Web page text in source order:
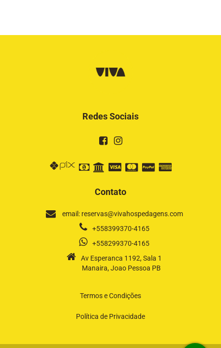
Redes Sociais
Contato
email: reservas@vivahospedagens.com
+558399370-4165
+558299370-4165
Av Esperanca 1192, Sala 1
Manaira, Joao Pessoa PB
Termos e Condições
Política de Privacidade